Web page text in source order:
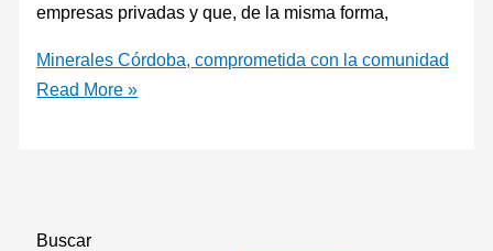
empresas privadas y que, de la misma forma,
Minerales Córdoba, comprometida con la comunidad
Read More »
Buscar